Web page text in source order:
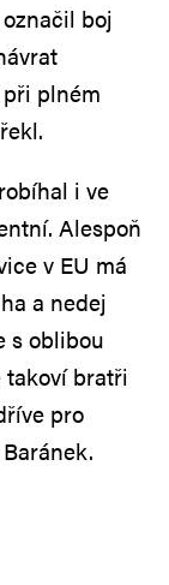
boj
plném
i ve
Alespoň
v EU má
a nedej
s oblibou
takoví bratři
pro